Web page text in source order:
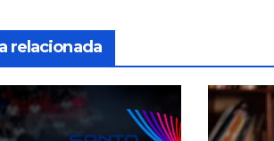
relacionada